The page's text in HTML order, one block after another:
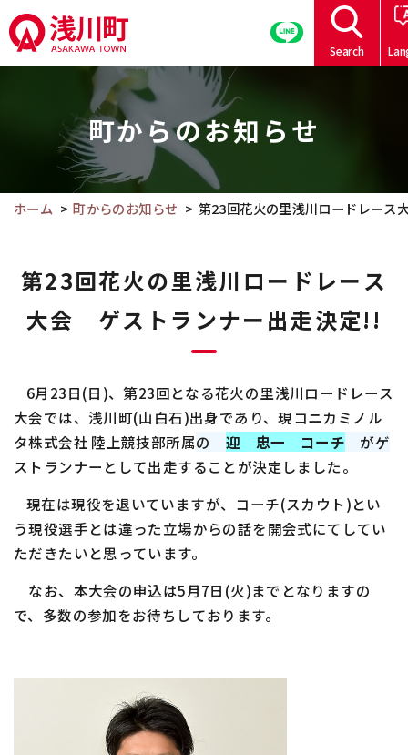
の
ペ
へ
Search
文
町からのお知らせ
ホーム 町からのお知らせ 第23回花火の里浅川ロードレー
第23回花火の里浅川ロードレース
大会 ゲストランナー出走決定!!
6月 23日(日 )、第23回となる花火の里浅川ロードレース
大会では、浅川町(山白石)出身であり、現コニカミノル
タ株式会社 陸上競技部所属の 迎 忠一 コーチ がゲ
ストランナーとして出走することが決定しました。
現在は現役を退いていますが、コーチ(スカウト)とい
う現役選手とは違った立場からの話を開会式にてしてい
ただきたいと思っています。
なお、本大会の申込は5月7日 (火)までとなりますの
で、多数の参加をお待ちしております。